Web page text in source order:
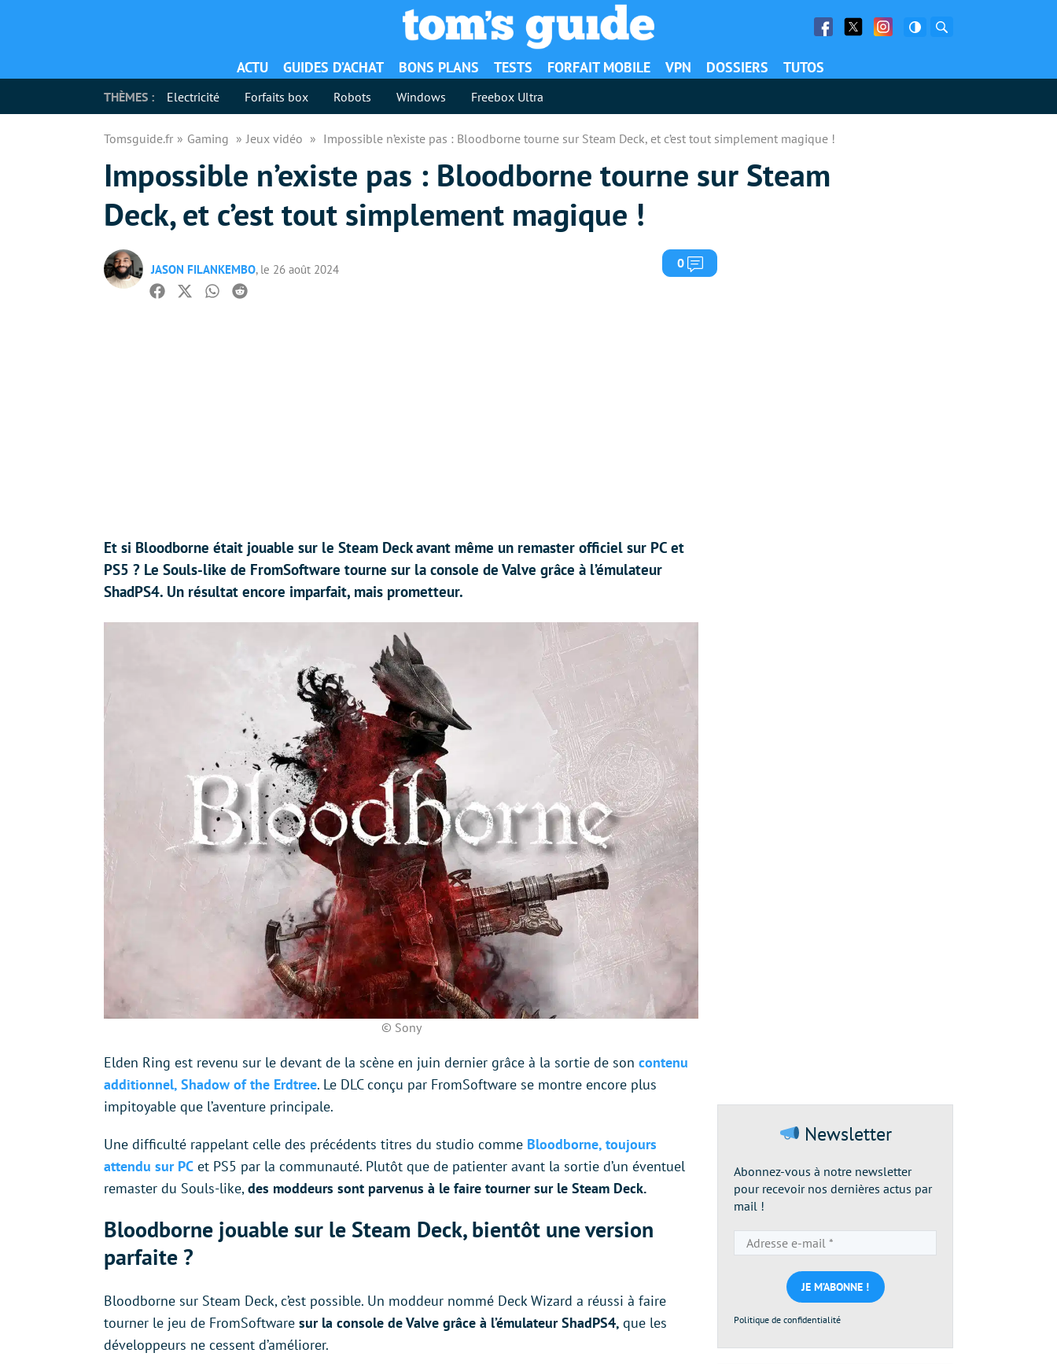
Facebook
Twitter Facebook
ACTU GUIDES D’ACHAT BONS PLANS TESTS FORFAIT MOBILE VPN DOSSIERS TUTOS
THÈMES : Electricité Forfaits box Robots Windows Freebox Ultra
Tomsguide.fr Gaming Jeux vidéo Impossible n’existe pas : Bloodborne tourne sur Steam Deck, et c’est tout simplement magique !
Impossible n’existe pas : Bloodborne tourne sur Steam
Deck, et c’est tout simplement magique !
JASON FILANKEMBO, le 26 août 2024 0 Commentaires
Facebook
TwitterWhatsapp
Reddit
Et si Bloodborne était jouable sur le Steam Deck avant même un remaster officiel sur PC et
PS5 ? Le Souls-like de FromSoftware tourne sur la console de Valve grâce à l’émulateur
ShadPS4. Un résultat encore imparfait, mais prometteur.
© Sony
Elden Ring est revenu sur le devant de la scène en juin dernier grâce à la sortie de son contenu
additionnel, Shadow of the Erdtree. Le DLC conçu par FromSoftware se montre encore plus
impitoyable que l’aventure principale.
Une difficulté rappelant celle des précédents titres du studio comme Bloodborne, toujours
attendu sur PC et PS5 par la communauté. Plutôt que de patienter avant la sortie d’un éventuel
remaster du Souls-like,des moddeurs sont parvenus à le faire tourner sur le Steam Deck.
Bloodborne jouable sur le Steam Deck, bientôt une version
parfaite ?
Bloodborne sur Steam Deck, c’est possible. Un moddeur nommé Deck Wizard a réussi à faire
tourner le jeu de FromSoftware sur la console de Valve grâce à l’émulateur ShadPS4, que les
développeurs ne cessent d’améliorer.
Newsletter
Abonnez-vous à notre newsletter
pour recevoir nos dernières actus par
mail !
e-
mail
*
Politique de confidentialité